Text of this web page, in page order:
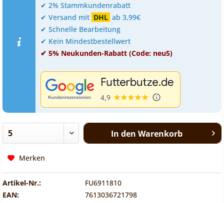
✔ 2% Stammkundenrabatt
✔ Versand mit DHL ab 3,99€
✔ Schnelle Bearbeitung
✔ Kein Mindestbestellwert
✔ 5% Neukunden-Rabatt (Code: neu5)
In den Warenkorb
Merken
Artikel-Nr.:
FU6911810
EAN:
7613036721798